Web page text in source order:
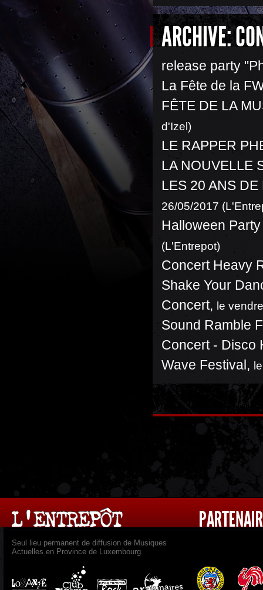
ARCHIVE:
release party
La Fête de la
FÊTE DE LA
d'Izel)
LE RAPPER
LA NOUVELLE
LES 20 ANS
26/05/2017
Halloween
(L'Entrepot)
Concert Heavy
Shake Your
Concert, le
Sound Ramble
Concert - Disco
Wave Festival ,
Seul lieu permanent de diffusion de Musiques
Actuelles en Province de Luxembourg.